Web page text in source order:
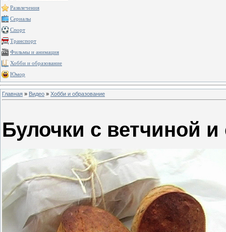
Развлечения
Сериалы
Спорт
Транспорт
Фильмы и анимация
Хобби и образование
Юмор
Главная » Видео » Хобби и образование
Булочки с ветчиной